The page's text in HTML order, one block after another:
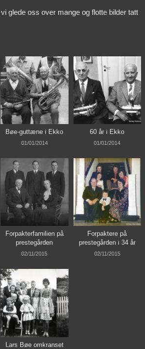
glede oss over mange og flotte bilder tatt
Bøe-guttæne i Ekko
01/01/2014
60 år i Ekko
01/01/2014
Forpakterfamilien på
prestegården
02/11/2015
Forpaktere på
prestegården i 34 år
02/11/2015
Lars Bøe omkranset